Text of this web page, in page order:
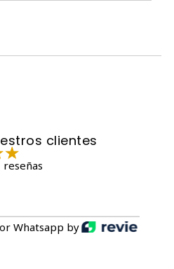
clientes
Whatsapp by